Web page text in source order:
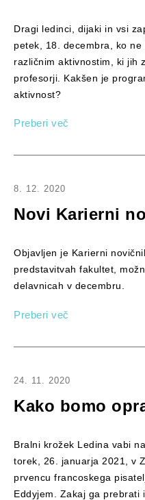
Dragi ledinci, dijaki in vsi
petek, 18. decembra, ko
različnim aktivnostim, ki jih
profesorji. Kakšen je
aktivnost?
Preberi več
8. 12. 2020
Novi Karierni
Objavljen je Karierni
predstavitvah fakultet,
delavnicah v decembru.
Preberi več
24. 11. 2020
Kako bomo
Bralni krožek Ledina vabi
torek, 26. januarja 2021, v
prvencu francoskega
Eddyjem. Zakaj ga prebrati